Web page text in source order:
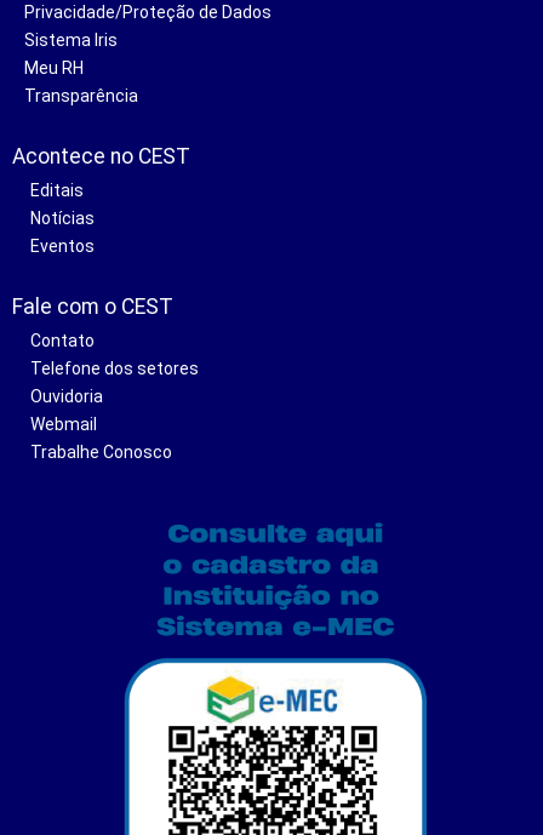
Privacidade/Proteção de Dados
Sistema Iris
Meu RH
Transparência
Acontece no CEST
Editais
Notícias
Eventos
Fale com o CEST
Contato
Telefone dos setores
Ouvidoria
Webmail
Trabalhe Conosco